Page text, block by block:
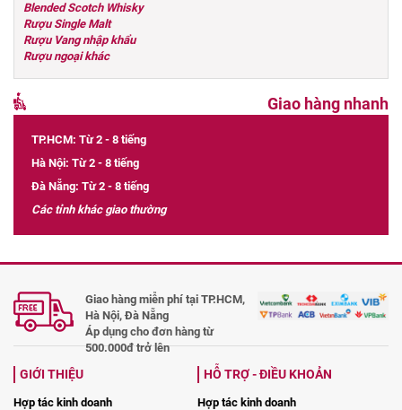
Blended Scotch Whisky
Rượu Single Malt
Rượu Vang nhập khẩu
Rượu ngoại khác
Giao hàng nhanh
TP.HCM: Từ 2 - 8 tiếng
Hà Nội: Từ 2 - 8 tiếng
Đà Nẵng: Từ 2 - 8 tiếng
Các tỉnh khác giao thường
Giao hàng miễn phí tại TP.HCM,
Hà Nội, Đà Nẵng
Áp dụng cho đơn hàng từ
500.000đ trở lên
GIỚI THIỆU
Hợp tác kinh doanh
HỖ TRỢ - ĐIỀU KHOẢN
Hợp tác kinh doanh